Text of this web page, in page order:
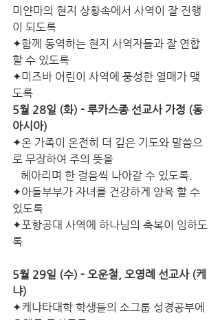
미얀마의 현지 상황속에서 사역이 잘 진행
이 되도록
✦함께 동역하는 현지 사역자들과 잘 연합
할 수 있도록
✦미즈바 어린이 사역에 풍성한 열매가 맺
도록
5월 28일 (화) - 루카스종 선교사 가정 (동
아시아)
✦온 가족이 온전히 더 깊은 기도와 말씀으
로 무장하여 주의 뜻을
헤아리며 한 걸음씩 나아갈 수 있도록.
✦아들부부가 자녀를 건강하게 양육 할 수
있도록
✦포항공대 사역에 하나님의 축복이 임하도
록
5월 29일 (수) - 오운철, 오영례 선교사 (케
냐)
✦케냐타대학 학생들의 소그룹 성경공부에